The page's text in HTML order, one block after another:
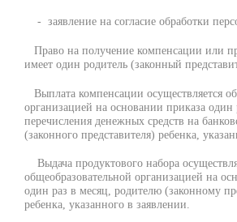
- заявление на согласие обработки
Право на получение компенсации или
имеет один родитель (законный
Выплата компенсации осуществляется
организацией на основании приказа один
перечисления денежных средств на
(законного представителя) ребенка,
Выдача продуктового набора
общеобразовательной организацией на
один раз в месяц, родителю (законному
ребенка, указанного в заявлении.